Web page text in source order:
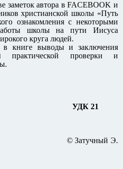
заметок автора в FACEBOOK и
христианской школы «Путь
ознакомления с некоторыми
школы на пути Иисуса
круга людей.
в книге выводы и заключения
практической проверки и
21
66-0 © Затучный Э.